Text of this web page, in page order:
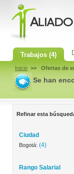
Trabajos (4)
Inicio >> Ofertas de
Se han
Refinar esta
Ciudad
Bogotá: (4)
Rango Salarial